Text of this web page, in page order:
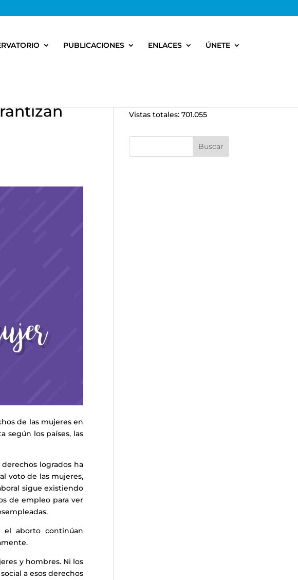
PUBLICACIONES ENLACES ÚNETE
de las mujeres en
según los países, las
logrados ha
voto de las mujeres,
sigue existiendo
de empleo para ver
el aborto continúan
y hombres. Ni los
a esos derechos
Vistas totales:701.055